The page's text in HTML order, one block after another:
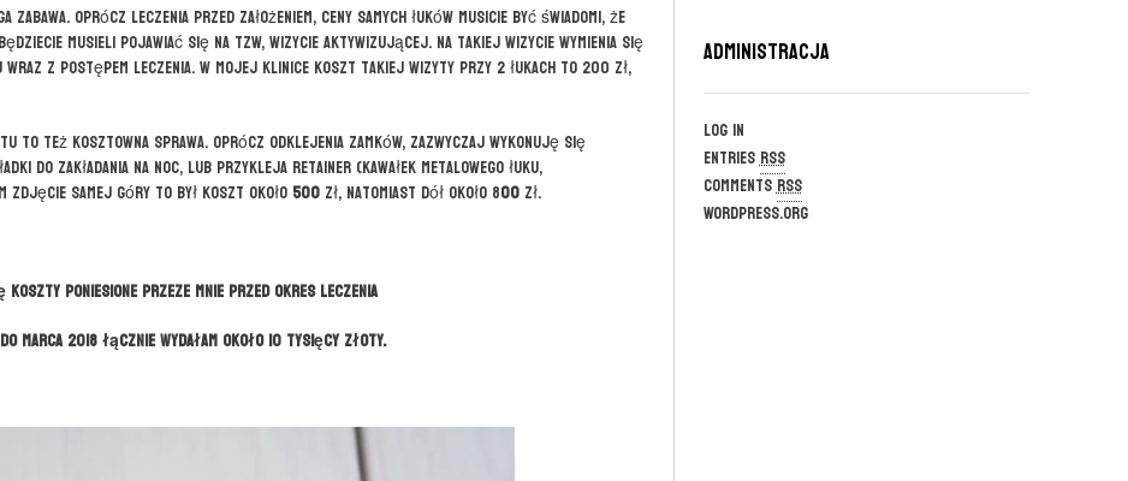
Oprócz leczenia przed założeniem, ceny samych łuków musicie być świadomi, że
musieli pojawiać się na tzw, wizycie aktywizującej. Na takiej wizycie wymienia się
wraz z postępem leczenia. W mojej klinice koszt takiej wizyty przy 2 łukach to 200 zł,
to też kosztowna sprawa. Oprócz odklejenia zamków, zazwyczaj wykonuję się
do zakładania na noc, lub przykleja retainer (kawałek metalowego łuku,
zdjęcie samej góry to był koszt około 500 zł, natomiast dół około 800 zł.
koszty poniesione przeze mnie przed okres leczenia
marca 2018 łącznie wydałam około 10 tysięcy złoty.
Administracja
Log in
EntriesRSS
CommentsRSS
WordPress.org